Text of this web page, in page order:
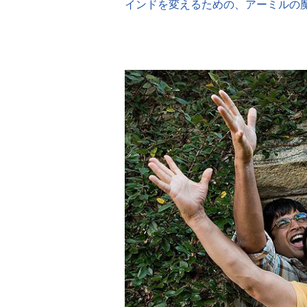
インドを変えるための、アーミルの